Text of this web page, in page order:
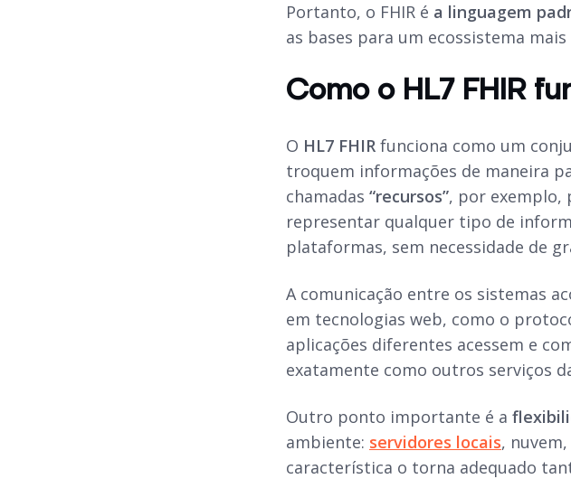
Portanto, o FHIR é a linguagem
as bases para um ecossistema
Como o HL7 FHIR
O HL7 FHIR funciona como um
troquem informações de maneira
chamadas “recursos”, por exemplo,
representar qualquer tipo de
plataformas, sem necessidade de
A comunicação entre os sistemas
em tecnologias web, como o
aplicações diferentes acessem e
exatamente como outros serviços
Outro ponto importante é a
ambiente: servidores locais,
característica o torna adequado